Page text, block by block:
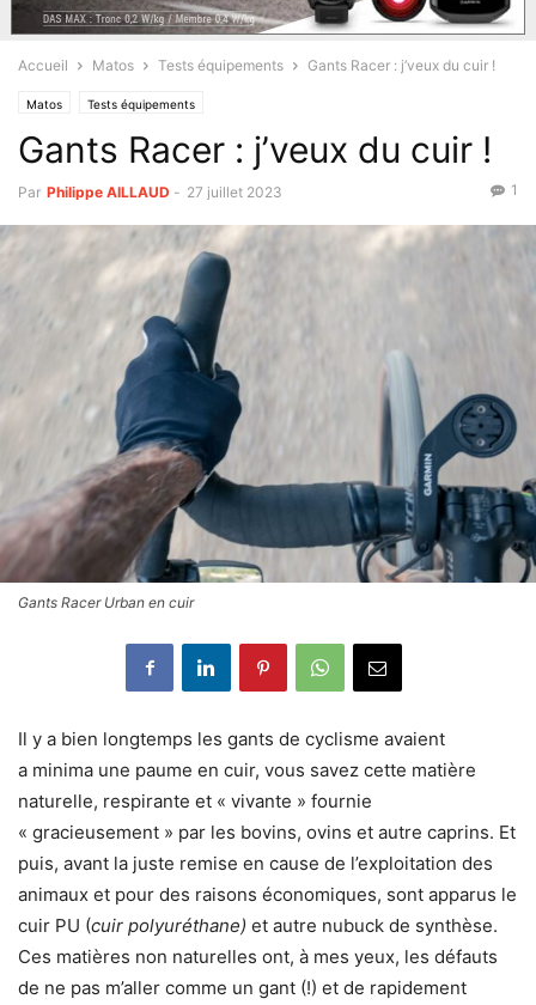
Accueil Matos Tests équipements Gants Racer : j’veux du cuir !
Matos Tests équipements
Gants Racer : j’veux du cuir !
Par Philippe AILLAUD - 27 juillet 2023 1
Gants Racer Urban en cuir
Il y a bien longtemps les gants de cyclisme avaient
a minima une paume en cuir, vous savez cette matière
naturelle, respirante et « vivante » fournie
« gracieusement » par les bovins, ovins et autre caprins. Et
puis, avant la juste remise en cause de l’exploitation des
animaux et pour des raisons économiques, sont apparus le
cuir PU (cuir polyuréthane) et autre nubuck de synthèse.
Ces matières non naturelles ont, à mes yeux, les défauts
de ne pas m’aller comme un gant (!) et de rapidement